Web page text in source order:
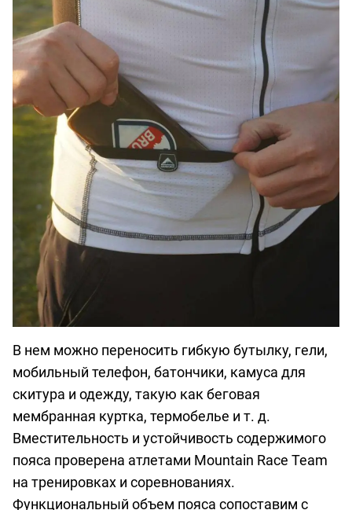
В нем можно переносить гибкую бутылку, гели,
мобильный телефон, батончики, камуса для
скитура и одежду, такую ​​как беговая
мембранная куртка, термобелье и т. д.
Вместительность и устойчивость содержимого
пояса проверена атлетами Mountain Race Team
на тренировках и соревнованиях.
Функциональный объем пояса сопоставим с